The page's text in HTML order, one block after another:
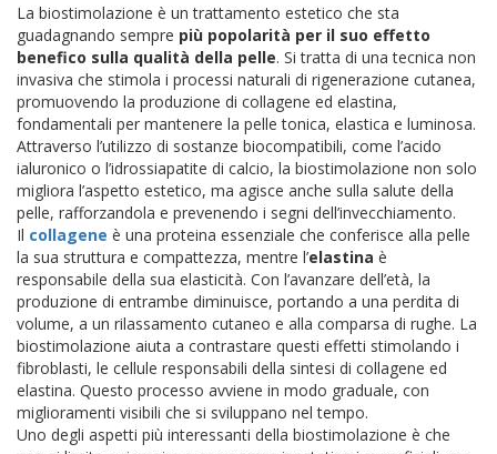
La biostimolazione è un trattamento estetico che sta
guadagnando sempre più popolarità per il suo effetto
benefico sulla qualità della pelle. Si tratta di una tecnica non
invasiva che stimola i processi naturali di rigenerazione cutanea,
promuovendo la produzione di collagene ed elastina,
fondamentali per mantenere la pelle tonica, elastica e luminosa.
Attraverso l’utilizzo di sostanze biocompatibili, come l’acido
ialuronico o l’idrossiapatite di calcio, la biostimolazione non solo
migliora l’aspetto estetico, ma agisce anche sulla salute della
pelle, rafforzandola e prevenendo i segni dell’invecchiamento.
Il collagene è una proteina essenziale che conferisce alla pelle
la sua struttura e compattezza, mentre l’elastina è
responsabile della sua elasticità. Con l’avanzare dell’età, la
produzione di entrambe diminuisce, portando a una perdita di
volume, a un rilassamento cutaneo e alla comparsa di rughe. La
biostimolazione aiuta a contrastare questi effetti stimolando i
fibroblasti, le cellule responsabili della sintesi di collagene ed
elastina. Questo processo avviene in modo graduale, con
miglioramenti visibili che si sviluppano nel tempo.
Uno degli aspetti più interessanti della biostimolazione è che